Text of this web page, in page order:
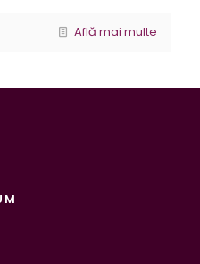
Află mai multe